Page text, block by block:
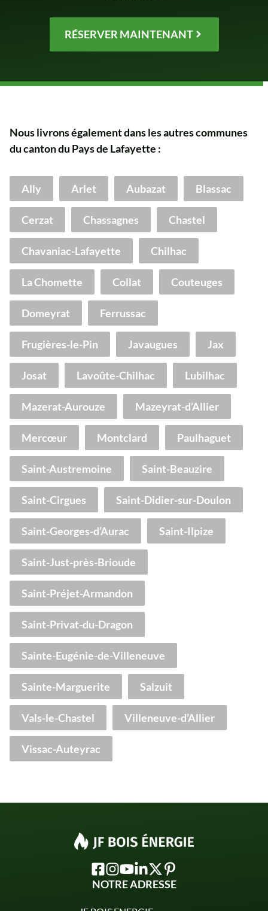
RÉSERVER MAINTENANT
Nous livrons également dans les autres communes
du canton du Pays de Lafayette :
Ally Arlet Aubazat Blassac
Cerzat Chassagnes Chastel
Chavaniac-Lafayette Chilhac
La Chomette Collat Couteuges
Domeyrat Ferrussac
Frugières-le-Pin Javaugues Jax
Josat Lavoûte-Chilhac Lubilhac
Mazerat-Aurouze Mazeyrat-d’Allier
Mercœur Montclard Paulhaguet
Saint-Austremoine Saint-Beauzire
Saint-Cirgues Saint-Didier-sur-Doulon
Saint-Georges-d’Aurac Saint-Ilpize
Saint-Just-près-Brioude
Saint-Préjet-Armandon
Saint-Privat-du-Dragon
Sainte-Eugénie-de-Villeneuve
Sainte-Marguerite Salzuit
Vals-le-Chastel Villeneuve-d’Allier
Vissac-Auteyrac
NOTRE ADRESSE